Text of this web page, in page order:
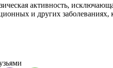
активность,
и других